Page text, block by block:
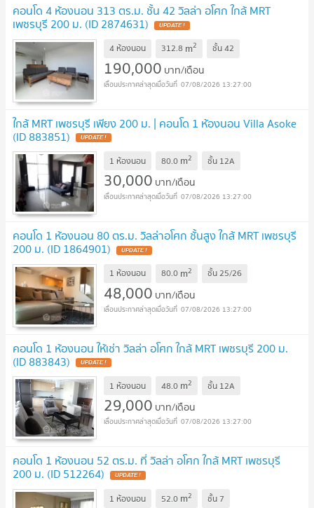
คอนโด 4 ห้องนอน 313 ตร.ม. ชั้น 42 วิลล่า อโศก ใกล้ MRT
เพชรบุรี 200 ม. (ID 2874631) UPDATE !
4 ห้องนอน 312.8 m2 ชั้น42
190,000 บาท/เดือน
07/08/2026 13:27:00
ใกล้ MRT เพชรบุรี เพียง 200 ม. | คอนโด 1 ห้องนอน Villa Asoke
(ID 883851) UPDATE !
1 ห้องนอน 80.0 m2 ชั้น 12A
30,000 บาท/เดือน
07/08/2026 13:27:00
คอนโด 1 ห้องนอน 80 ตร.ม. วิลล่าอโศก ชั้นสูง ใกล้ MRT เพชรบุรี
200 ม. (ID 1864901) UPDATE !
1 ห้องนอน 80.0 m2 ชั้น25/26
48,000 บาท/เดือน
07/08/2026 13:27:00
คอนโด 1 ห้องนอน ให้เช่า วิลล่า อโศก ใกล้ MRT เพชรบุรี 200 ม.
(ID 883843) UPDATE !
1 ห้องนอน 48.0 m2 ชั้น 12A
29,000 บาท/เดือน
07/08/2026 13:27:00
คอนโด 1 ห้องนอน 52 ตร.ม. ที่ วิลล่า อโศก ใกล้ MRT เพชรบุรี
200 ม. (ID 512264) UPDATE !
1 ห้องนอน 52.0 m2 ชั้น 7